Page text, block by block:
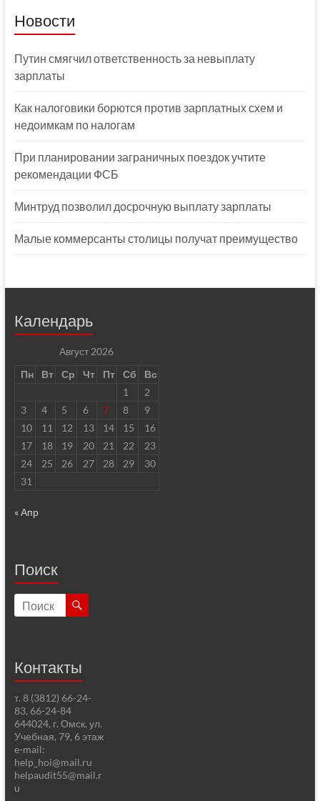
Новости
Путин смягчил ответственность за невыплату
зарплаты
Как налоговики борются против зарплатных схем и
недоимкам по налогам
При планировании заграничных поездок учтите
рекомендации ФСБ
Минтруд позволил досрочную выплату зарплаты
Малые коммерсанты столицы получат преимущество
Календарь
Август 2026
Пн
Вт Ср Чт Пт Сб
Вс
1
2
3
4 5 6 7 8
9
10
11 12 13 14 15
16
17
18 19 20 21 22
23
24
25 26 27 28 29
30
31
« Апр
Поиск
Контакты
т. 8 (3812) 66-24-
83, 66-24-84
644024, г. Омск, ул.
Учебная, 79, 6 этаж
e-mail:
help_hoi@mail.ru
helpaudit55@mail.r
u